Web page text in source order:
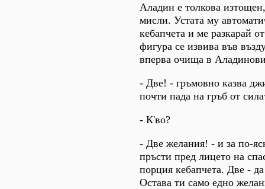
Аладин е толкова
мисли. Устата му
кебапчета и ме разкарай
фигура се извива във
вперва очища в
- Две! - гръмовно казва
почти пада на гръб от
- К'во?
- Две желания! - и за по-
пръсти пред лицето на
порция кебапчета. Две -
Остава ти само едно